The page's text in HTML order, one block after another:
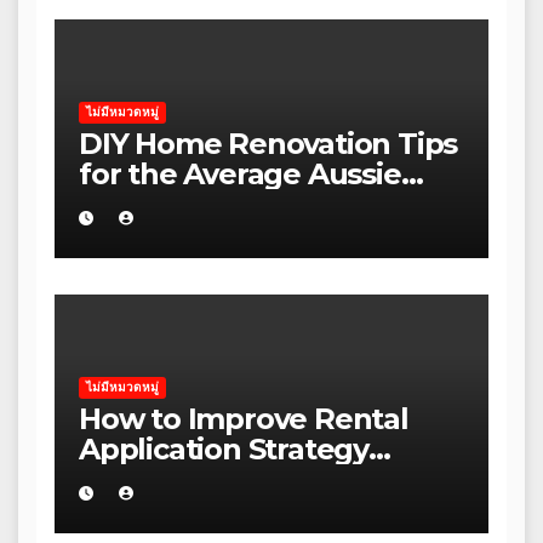
ไม่มีหมวดหมู่
DIY Home Renovation Tips
for the Average Aussie
Homeowner
ไม่มีหมวดหมู่
How to Improve Rental
Application Strategy
Without Wasting Budget
in the Daintree